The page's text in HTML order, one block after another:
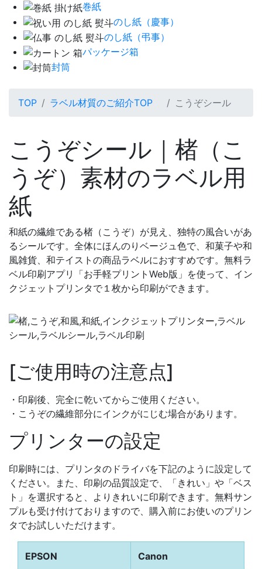
巻紙
のし紙（慶事）
のし紙（弔事）
パッケージ箱
封筒
TOP ラベル材質のご紹介TOP こうぞシール
こうぞシール｜楮（こ
うぞ）素材のラベル用
紙
和紙の繊維である楮（こうぞ）が見え、独特の風合いがあ
るシールです。全体にほんのりベージュ色で、和菓子や和
風雑貨、和テイストの商品ラベルにおすすめです。無料ラ
ベル印刷アプリ「お手軽プリントWeb版」を使って、イン
クジェットプリンタで１枚から印刷ができます。
[ご使用時の注意点]
・印刷後、完全に乾いてからご使用ください。
・こうぞの繊維部分にインクがにじむ場合があります。
プリンターの設定
印刷時には、プリンタのドライバを下記のように設定して
ください。また、印刷の品質設定で、「きれい」や「ベス
ト」を選択すると、よりきれいに印刷できます。無料サン
プルも受け付けておりますので、購入前にお使いのプリン
タでお試しいただけます。
EPSON Canon